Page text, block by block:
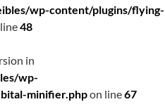
wp-content/plugins/flying-
48
in
wp-
minifier.phpon line67